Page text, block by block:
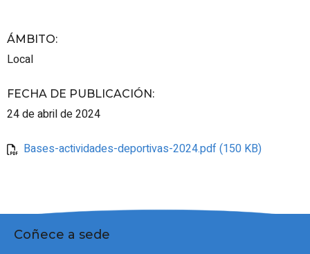
ÁMBITO:
Local
FECHA DE PUBLICACIÓN:
24 de abril de 2024
Bases-actividades-deportivas-2024.pdf (150 KB)
Coñece a sede